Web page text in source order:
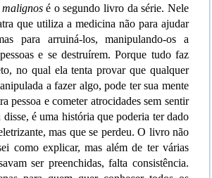
é o segundo livro da série. Nele
que utiliza a medicina não para ajudar
para arruiná-los, manipulando-os a
e se destruírem. Porque tudo faz
no qual ela tenta provar que qualquer
a fazer algo, pode ter sua mente
pessoa e cometer atrocidades sem sentir
é uma história que poderia ter dado
mas que se perdeu. O livro não
como explicar, mas além de ter várias
ser preenchidas, falta consistência.